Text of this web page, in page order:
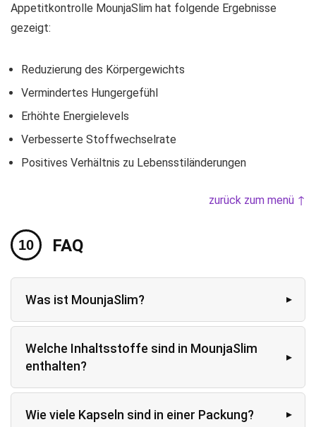
Appetitkontrolle MounjaSlim hat folgende Ergebnisse
gezeigt:
Reduzierung des Körpergewichts
Vermindertes Hungergefühl
Erhöhte Energielevels
Verbesserte Stoffwechselrate
Positives Verhältnis zu Lebensstiländerungen
zurück zum menü ↑
FAQ
Was ist MounjaSlim?
Welche Inhaltsstoffe sind in MounjaSlim
enthalten?
Wie viele Kapseln sind in einer Packung?